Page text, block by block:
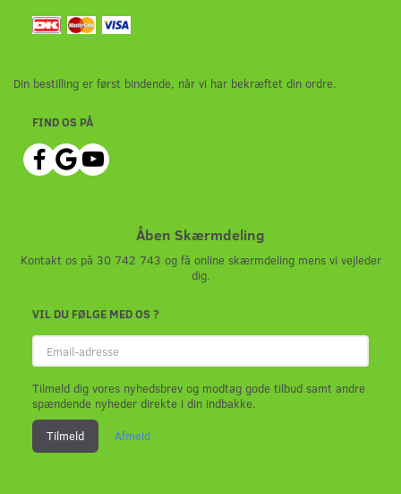
Din bestilling er først bindende, når vi har bekræftet din ordre.
FIND OS PÅ
Åben Skærmdeling
Kontakt os på 30 742 743 og få online skærmdeling mens vi vejleder
dig.
VIL DU FØLGE MED OS ?
Email-
adresse
Tilmeld dig vores nyhedsbrev og modtag gode tilbud samt andre
spændende nyheder direkte i din indbakke.
Tilmeld Afmeld